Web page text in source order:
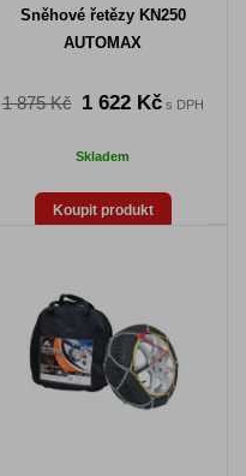
Sněhové řetězy KN250
AUTOMAX
1 875 Kč 1 622 Kčs DPH
Skladem
Koupit produkt